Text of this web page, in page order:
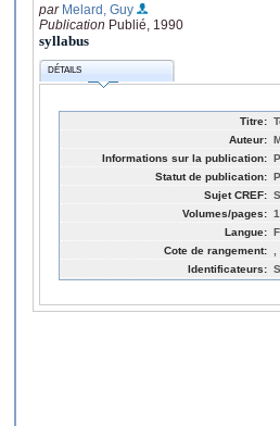
par Melard, Guy
Publication Publié, 1990
syllabus
DÉTAILS
Titre:
Auteur:
Informations sur la publication:
Statut de publication:
Sujet CREF:
Volumes/pages:
Langue:
Cote de rangement:
Identificateurs: